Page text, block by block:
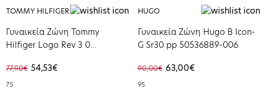
TOMMY HILFIGER
Γυναικεία Ζώνη Tommy
Hilfiger Logo Rev 3 0
Mono AW0AW17247-0I1
77,90€ 54,53€
75
HUGO
Γυναικεία Ζώνη Hugo Β Ιcon-
G Sr30 pp 50536889-006
90,00€ 63,00€
95